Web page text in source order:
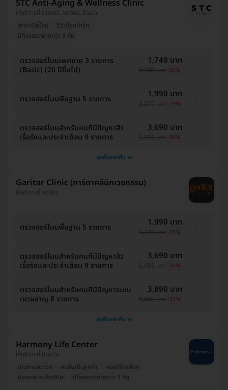
STC Anti-Aging & Wellness Clinic
ให้บริการที่ ราชเทวี, จตุจักร, วัฒนา
สาขาเปิดใหม่
รีวิวดีลูกค้ารัก
มีที่จอดรถมากกว่า 3 คัน
ตรวจฮอร์โมนเพศชาย 3 รายการ
(Basic) (20 ปีขึ้นไป)
1,749 บาท
2,700 บาท -35%
ตรวจฮอร์โมนพื้นฐาน 5 รายการ 1,990 บาท
3,270 บาท -39%
ตรวจฮอร์โมนสำหรับคนที่มีปัญหาสิว
เรื้อรังและประจำเดือน 9 รายการ
3,690 บาท
5,955 บาท -38%
ดูแพ็กเกจเพิ่ม
Garitar Clinic (การิตาคลินิกเวชกรรม)
ให้บริการที่ จตุจักร
ตรวจฮอร์โมนพื้นฐาน 5 รายการ 1,990 บาท
3,270 บาท -39%
ตรวจฮอร์โมนสำหรับคนที่มีปัญหาสิว
เรื้อรังและประจำเดือน 9 รายการ
3,690 บาท
5,955 บาท -38%
ตรวจฮอร์โมนสำหรับคนที่มีปัญหาระบบ
เผาผลาญ 8 รายการ
3,890 บาท
5,800 บาท -33%
ดูแพ็กเกจเพิ่ม
Harmony Life Center
ให้บริการที่ ปทุมวัน
เดินทางสะดวก
คนดังเป็นลูกค้า
หมอมีชื่อเสียง
มีแพทย์ประจำคลินิก
มีที่จอดรถมากกว่า 3 คัน